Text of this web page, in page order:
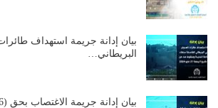
بيان إدانة جريمة استهداف
البريطاني…